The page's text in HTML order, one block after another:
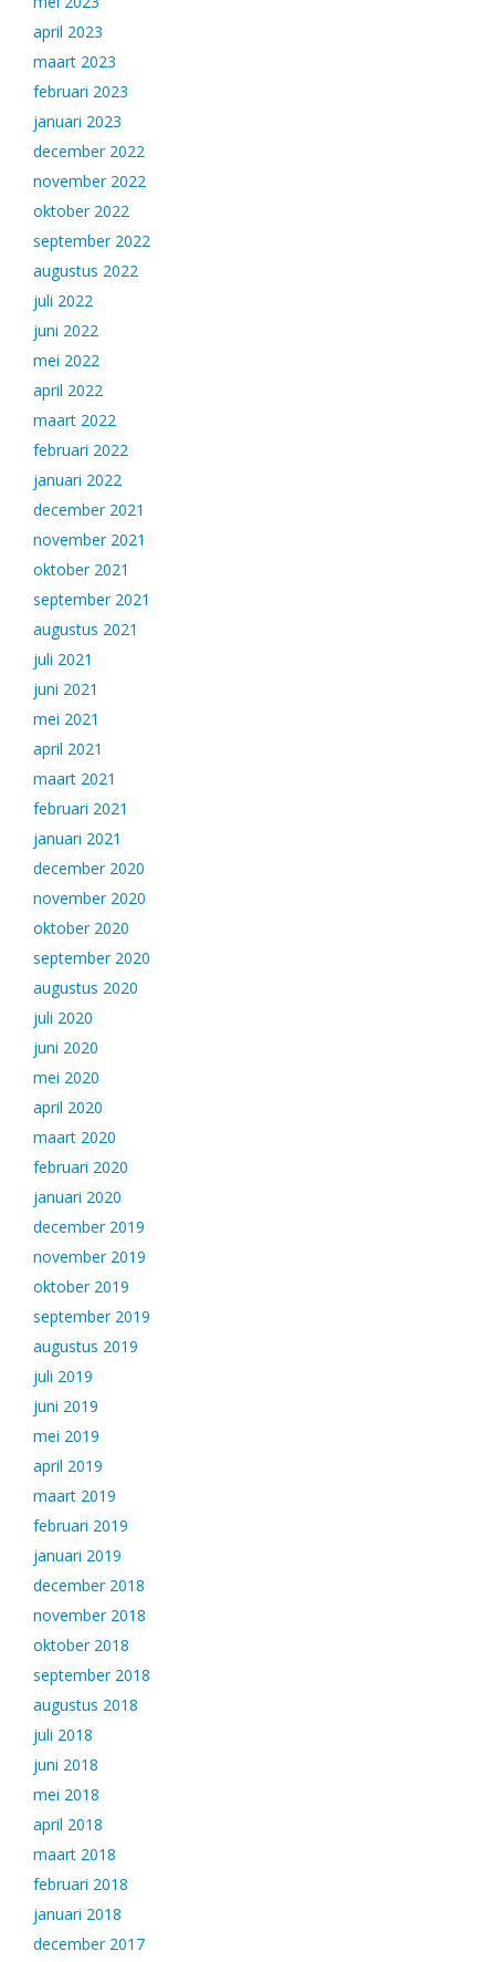
april 2023
maart 2023
februari 2023
januari 2023
december 2022
november 2022
oktober 2022
september 2022
augustus 2022
juli 2022
juni 2022
mei 2022
april 2022
maart 2022
februari 2022
januari 2022
december 2021
november 2021
oktober 2021
september 2021
augustus 2021
juli 2021
juni 2021
mei 2021
april 2021
maart 2021
februari 2021
januari 2021
december 2020
november 2020
oktober 2020
september 2020
augustus 2020
juli 2020
juni 2020
mei 2020
april 2020
maart 2020
februari 2020
januari 2020
december 2019
november 2019
oktober 2019
september 2019
augustus 2019
juli 2019
juni 2019
mei 2019
april 2019
maart 2019
februari 2019
januari 2019
december 2018
november 2018
oktober 2018
september 2018
augustus 2018
juli 2018
juni 2018
mei 2018
april 2018
maart 2018
februari 2018
januari 2018
december 2017